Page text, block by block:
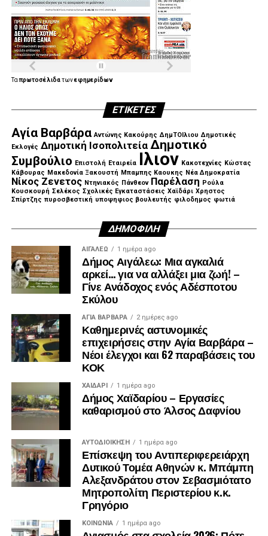
Ταπρωτοσέλιδατωνεφημερίδων
ΕΤΙΚΈΤΕΣ
Αγία Βαρβάρα Αντώνης Κακούρης ΔημΤΟΙλιου Δημοτικές
Εκλογές Δημοτική Ισοπολιτεία Δημοτικό
Συμβούλιο Επιστολή Εταιρεία Ιλιον Κακοτεχνίες Κώστας
Κάβουρας Μακεδονία Ξακουστή Μπαμπης Καουκης Νέα Δημοκρατία
Νίκος Ζενετος Ντηνιακός Πάνθεον Παρέλαση Ρούλα
Κουσκουρή Σελέκος Σχολικές Εγκαταστάσεις Χαϊδάρι Χρηστος
Σπίρτζης πυροσβεστική υποψηφιος βουλευτής φιλοδημος φωτιά
ΔΗΜΟΦΙΛΉ
ΑΙΓΑΛΕΩ 1 ημέρα ago
Δήμος Αιγάλεω: Μια αγκαλιά
αρκεί… για να αλλάξει μια ζωή! –
Γίνε Ανάδοχος ενός Αδέσποτου
Σκύλου
ΑΓΙΑ ΒΑΡΒΑΡΑ 2 ημέρες ago
Καθημερινές αστυνομικές
επιχειρήσεις στην Αγία Βαρβάρα –
Νέοι έλεγχοι και 62 παραβάσεις του
ΚΟΚ
ΧΑΪΔΑΡΙ 1 ημέρα ago
Δήμος Χαϊδαρίου – Εργασίες
καθαρισμού στο Άλσος Δαφνίου
ΑΥΤΟΔΙΟΊΚΗΣΗ 1 ημέρα ago
Επίσκεψη του Αντιπεριφερειάρχη
Δυτικού Τομέα Αθηνών κ. Μπάμπη
Αλεξανδράτου στον Σεβασμιότατο
Μητροπολίτη Περιστερίου κ.κ.
Γρηγόριο
ΚΟΙΝΩΝΊΑ 1 ημέρα ago